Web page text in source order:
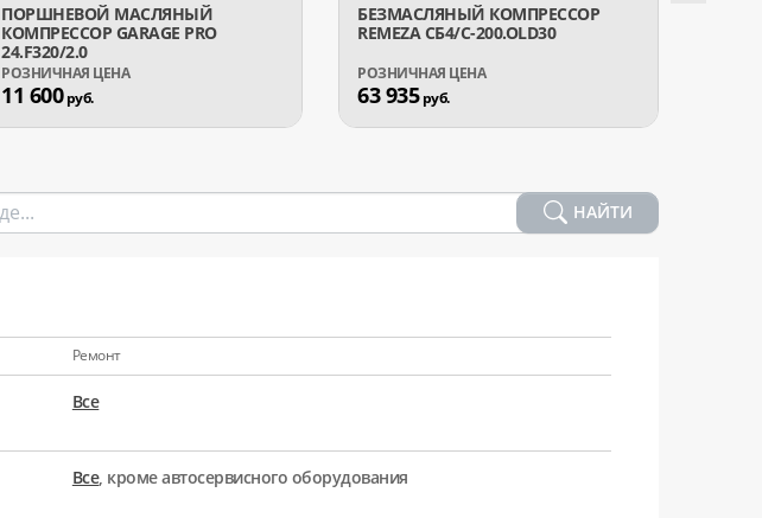
ПОРШНЕВОЙ МАСЛЯНЫЙ
КОМПРЕССОР GARAGE PRO
24.F320/2.0
11 600руб.
БЕЗМАСЛЯНЫЙ КОМПРЕССОР
REMEZA СБ4/C-200.OLD30
63 935руб.
НАЙТИ
Ремонт
Все
Все, кроме автосервисного оборудования